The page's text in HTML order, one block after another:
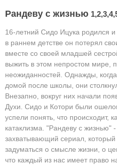
Рандеву с жизнью
16-летний Сидо Ицука родился
в раннем детстве он потерял
вместе со своей младшей
выжить в этом непростом мире,
неожиданностей. Однажды,
домой после школы, они
Внезапно, вокруг них начали
Духи. Сидо и Котори были
успели понять, что происходит,
катаклизма. "Рандеву с жизнью" -
захватывающий сериал, который
задуматься о смысле жизни, о
что каждый из нас имеет право